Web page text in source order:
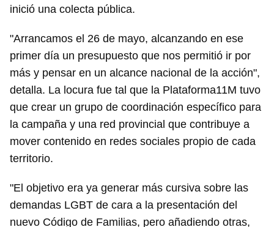
inició una colecta pública.
"Arrancamos el 26 de mayo, alcanzando en ese
primer día un presupuesto que nos permitió ir por
más y pensar en un alcance nacional de la acción",
detalla. La locura fue tal que la Plataforma11M tuvo
que crear un grupo de coordinación específico para
la campaña y una red provincial que contribuye a
mover contenido en redes sociales propio de cada
territorio.
"El objetivo era ya generar más cursiva sobre las
demandas LGBT de cara a la presentación del
nuevo Código de Familias, pero añadiendo otras,